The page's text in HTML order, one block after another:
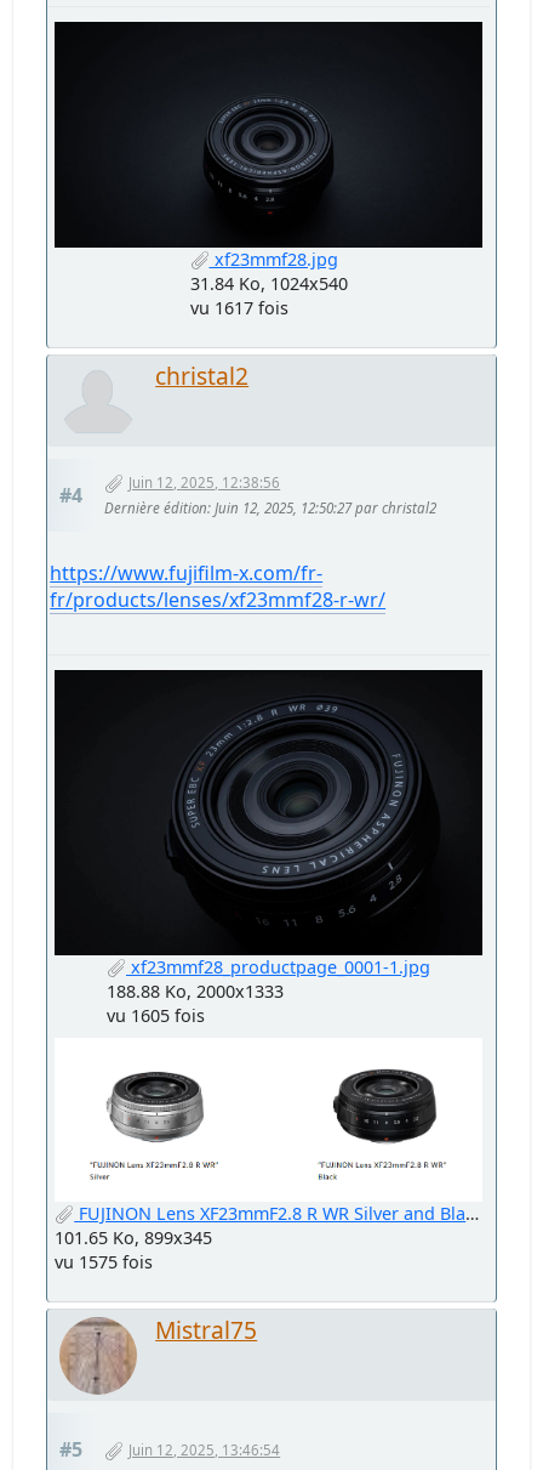
xf23mmf28.jpg
31.84 Ko, 1024x540
vu 1617 fois
christal2
#4
Juin 12, 2025, 12:38:56
Dernière édition: Juin 12, 2025, 12:50:27 par christal2
https://www.fujifilm-x.com/fr-
fr/products/lenses/xf23mmf28-r-wr/
xf23mmf28_productpage_0001-1.jpg
188.88 Ko, 2000x1333
vu 1605 fois
FUJINON Lens XF23mmF2.8 R WR Silver and Black.png
101.65 Ko, 899x345
vu 1575 fois
Mistral75
#5 Juin 12, 2025, 13:46:54